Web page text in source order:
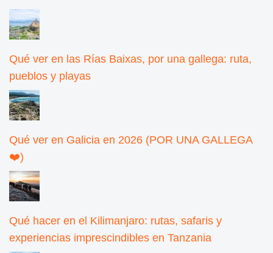
Qué ver en las Rías Baixas, por una gallega: ruta,
pueblos y playas
Qué ver en Galicia en 2026 (POR UNA GALLEGA
❤️)
Qué hacer en el Kilimanjaro: rutas, safaris y
experiencias imprescindibles en Tanzania